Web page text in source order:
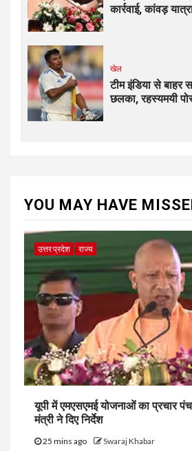
कार्रवाई, कांवड़
खेल
टीम इंडिया से बाहर
छलका, रहस्यमयी
YOU MAY HAVE
उत्तर प्रदेश राज्य
यूपी में एमएसएमई योजनाओं का प्रचार
मंत्री ने दिए निर्देश
25 mins ago Swaraj Khabar